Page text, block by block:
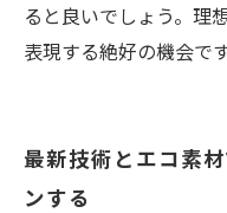
ると良いでしょう。理
表現する絶好の機会です
最新技術とエコ素
ンする